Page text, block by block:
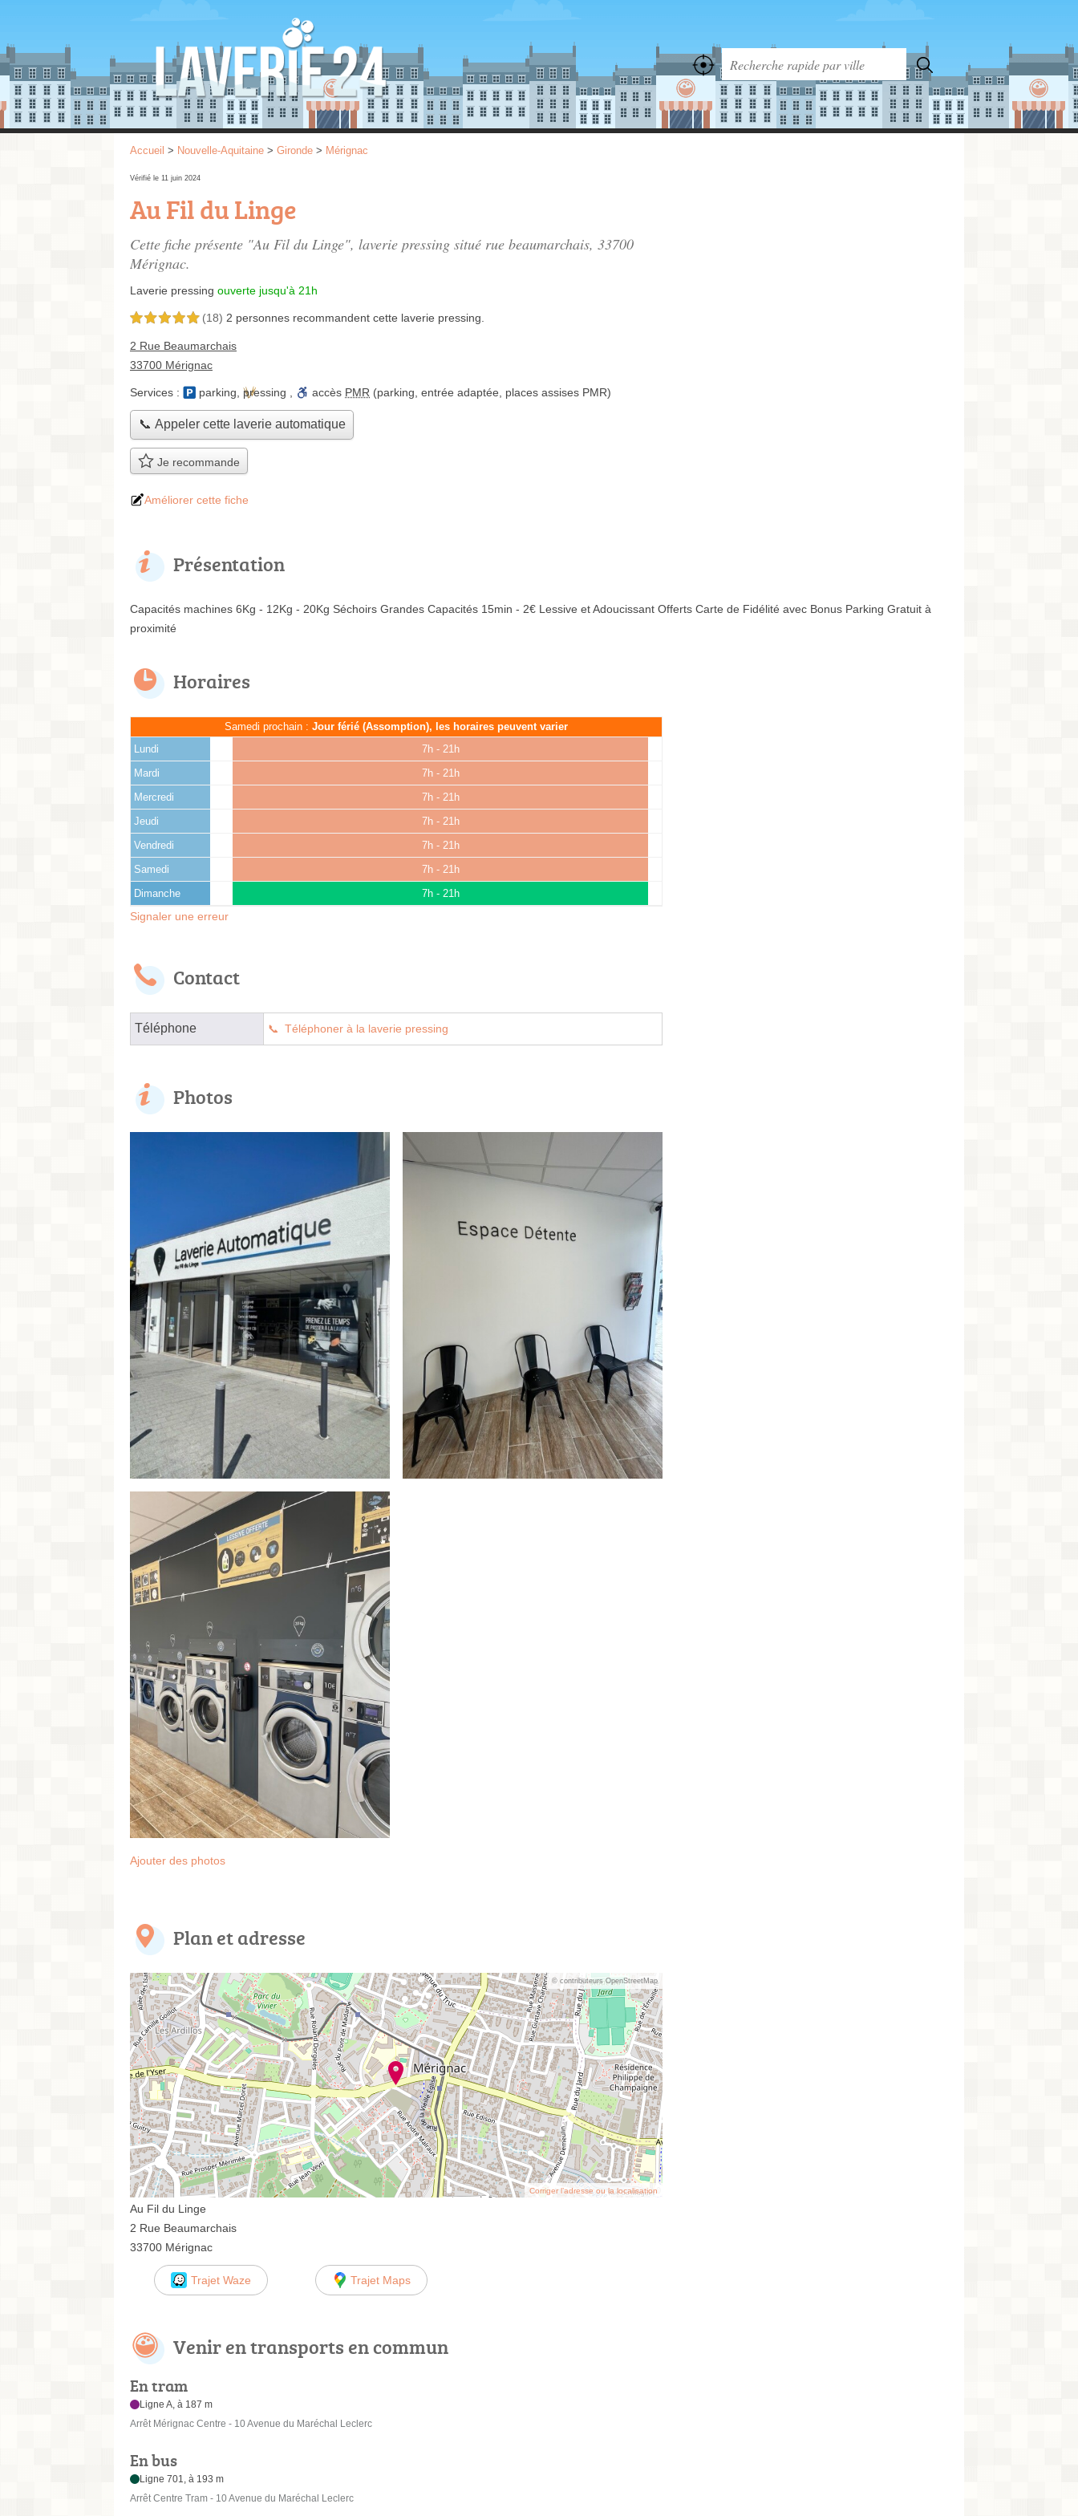
Accueil > Nouvelle-Aquitaine > Gironde > Mérignac
Vérifié le 11 juin 2024
Au Fil du Linge
Cette fiche présente "Au Fil du Linge", laverie pressing situé rue beaumarchais, 33700
Mérignac.
Laverie pressing ouverte jusqu'à 21h
5,0 étoiles sur 5 (18) 2 personnes recommandent cette laverie pressing.
2 Rue Beaumarchais
33700 Mérignac
Services : parking pressing accès PMR (parking, entrée adaptée, places assises PMR)
📞 Appeler cette laverie automatique
Je recommande
Améliorer cette fiche
Présentation
Capacités machines 6Kg - 12Kg - 20Kg Séchoirs Grandes Capacités 15min - 2€ Lessive et Adoucissant Offerts Carte de Fidélité avec Bonus Parking Gratuit à
proximité
Horaires
Samedi prochain : Jour férié (Assomption), les horaires peuvent varier
Lundi
7h - 21h
Mardi 7h - 21h
Mercredi 7h - 21h
Jeudi 7h - 21h
Vendredi 7h - 21h
Samedi 7h - 21h
Dimanche 7h - 21h
Signaler une erreur
Contact
Téléphone Téléphoner à la laverie pressing
Photos
Ajouter des photos
Plan et adresse
© contributeurs OpenStreetMap
Corriger l’adresse ou la localisation
Au Fil du Linge
2 Rue Beaumarchais
33700 Mérignac
Trajet Waze Trajet Maps
Venir en transports en commun
En tram
Ligne A, à 187 m
Arrêt Mérignac Centre - 10 Avenue du Maréchal Leclerc
En bus
Ligne 701, à 193 m
Arrêt Centre Tram - 10 Avenue du Maréchal Leclerc